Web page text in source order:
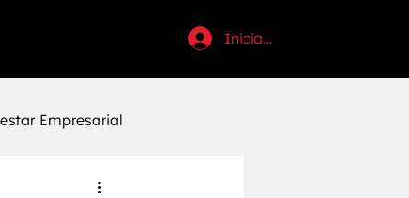
Iniciar sesión
Empresarial